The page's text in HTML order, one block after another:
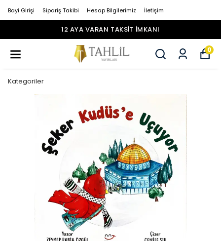
Bayi Girişi Sipariş Takibi Hesap Bilgilerimiz İletişim
12 AYA VARAN TAKSİT İMKANI
0
Kategoriler